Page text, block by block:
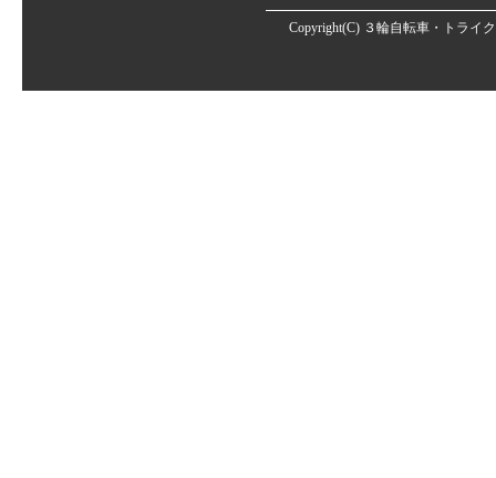
Copyright(C) ３輪自転車・トライ